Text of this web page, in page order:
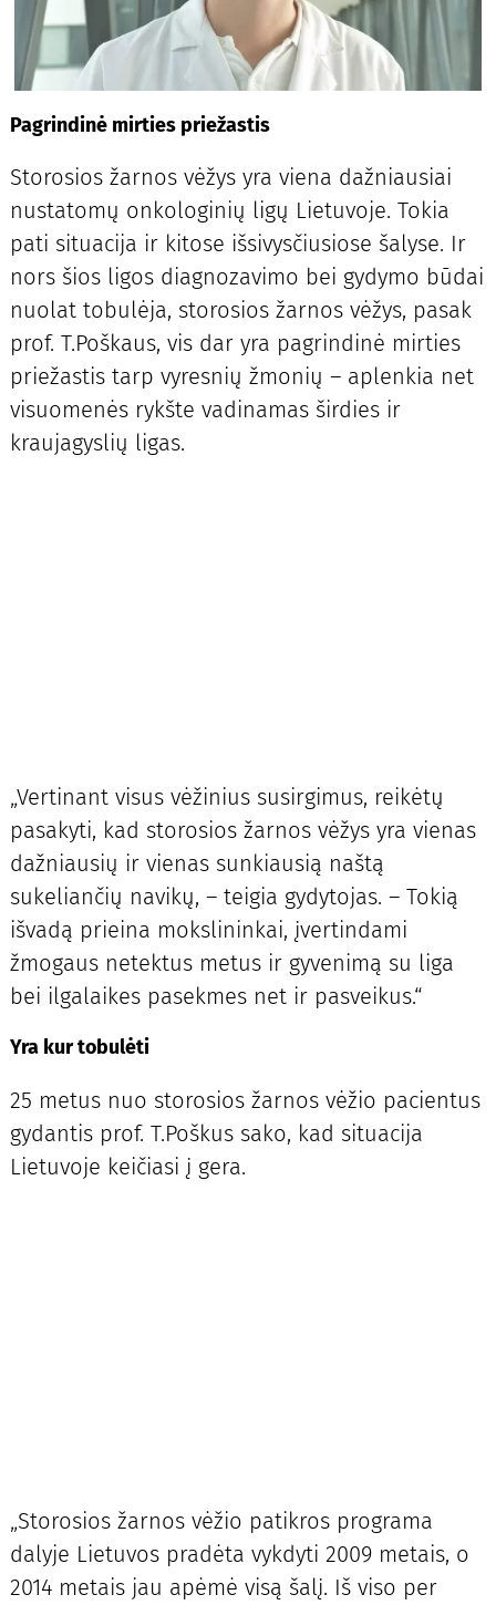
Pagrindinė mirties priežastis
Storosios žarnos vėžys yra viena dažniausiai
nustatomų onkologinių ligų Lietuvoje. Tokia
pati situacija ir kitose išsivysčiusiose šalyse. Ir
nors šios ligos diagnozavimo bei gydymo būdai
nuolat tobulėja, storosios žarnos vėžys, pasak
prof. T.Poškaus, vis dar yra pagrindinė mirties
priežastis tarp vyresnių žmonių – aplenkia net
visuomenės rykšte vadinamas širdies ir
kraujagyslių ligas.
„Vertinant visus vėžinius susirgimus, reikėtų
pasakyti, kad storosios žarnos vėžys yra vienas
dažniausių ir vienas sunkiausią naštą
sukeliančių navikų, – teigia gydytojas. – Tokią
išvadą prieina mokslininkai, įvertindami
žmogaus netektus metus ir gyvenimą su liga
bei ilgalaikes pasekmes net ir pasveikus.“
Yra kur tobulėti
25 metus nuo storosios žarnos vėžio pacientus
gydantis prof. T.Poškus sako, kad situacija
Lietuvoje keičiasi į gera.
„Storosios žarnos vėžio patikros programa
dalyje Lietuvos pradėta vykdyti 2009 metais, o
2014 metais jau apėmė visą šalį. Iš viso per